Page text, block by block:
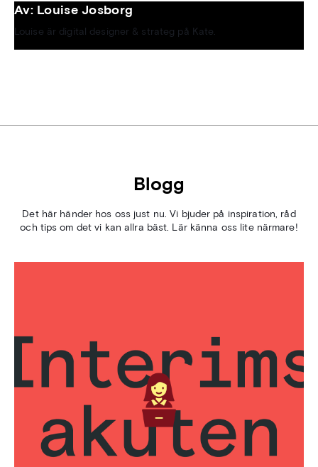
Av: Louise Josborg
Louise är digital designer & strateg på Kate.
Blogg
Det här händer hos oss just nu. Vi bjuder på inspiration, råd
och tips om det vi kan allra bäst. Lär känna oss lite närmare!